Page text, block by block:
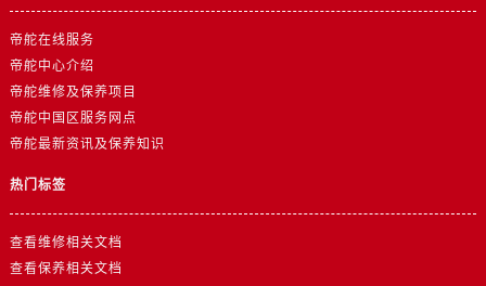
帝舵在线服务
帝舵中心介绍
帝舵维修及保养项目
帝舵中国区服务网点
帝舵最新资讯及保养知识
热门标签
查看维修相关文档
查看保养相关文档